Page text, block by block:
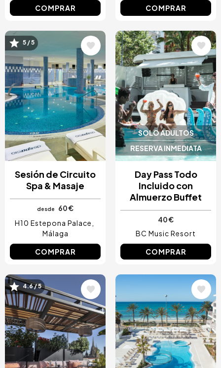
COMPRAR COMPRAR
Image
5 / 5
Sesión de Circuito
Spa & Masaje
desde
60 €
H10 Estepona Palace
Málaga
COMPRAR
SOLO ADULTOS
RESERVA INMEDIATA
Image
Day Pass Todo
Incluido con
Almuerzo Buffet
40 €
BC Music Resort
COMPRAR
Image
4.6 / 5 Image